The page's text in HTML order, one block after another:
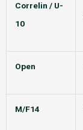
Correlin / U-
10
Open
M/F14